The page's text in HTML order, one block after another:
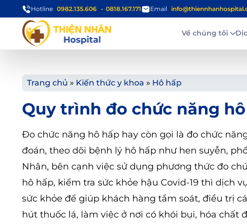
Hotline 0982.135.606 0818.167.171 Email
Về chúng tôi
Trang chủ » Kiến thức y khoa » Hô hấp
Quy trình đo chức năng
Đo chức năng hô hấp hay còn gọi là đo chức
đoán, theo dõi bệnh lý hô hấp như hen suyễn,
Nhân, bên cạnh việc sử dụng phương thức đo
hô hấp, kiểm tra sức khỏe hậu Covid-19 thì dịch
sức khỏe để giúp khách hàng tầm soát, điều trị
hút thuốc lá, làm việc ở nơi có khói bụi, hóa chất